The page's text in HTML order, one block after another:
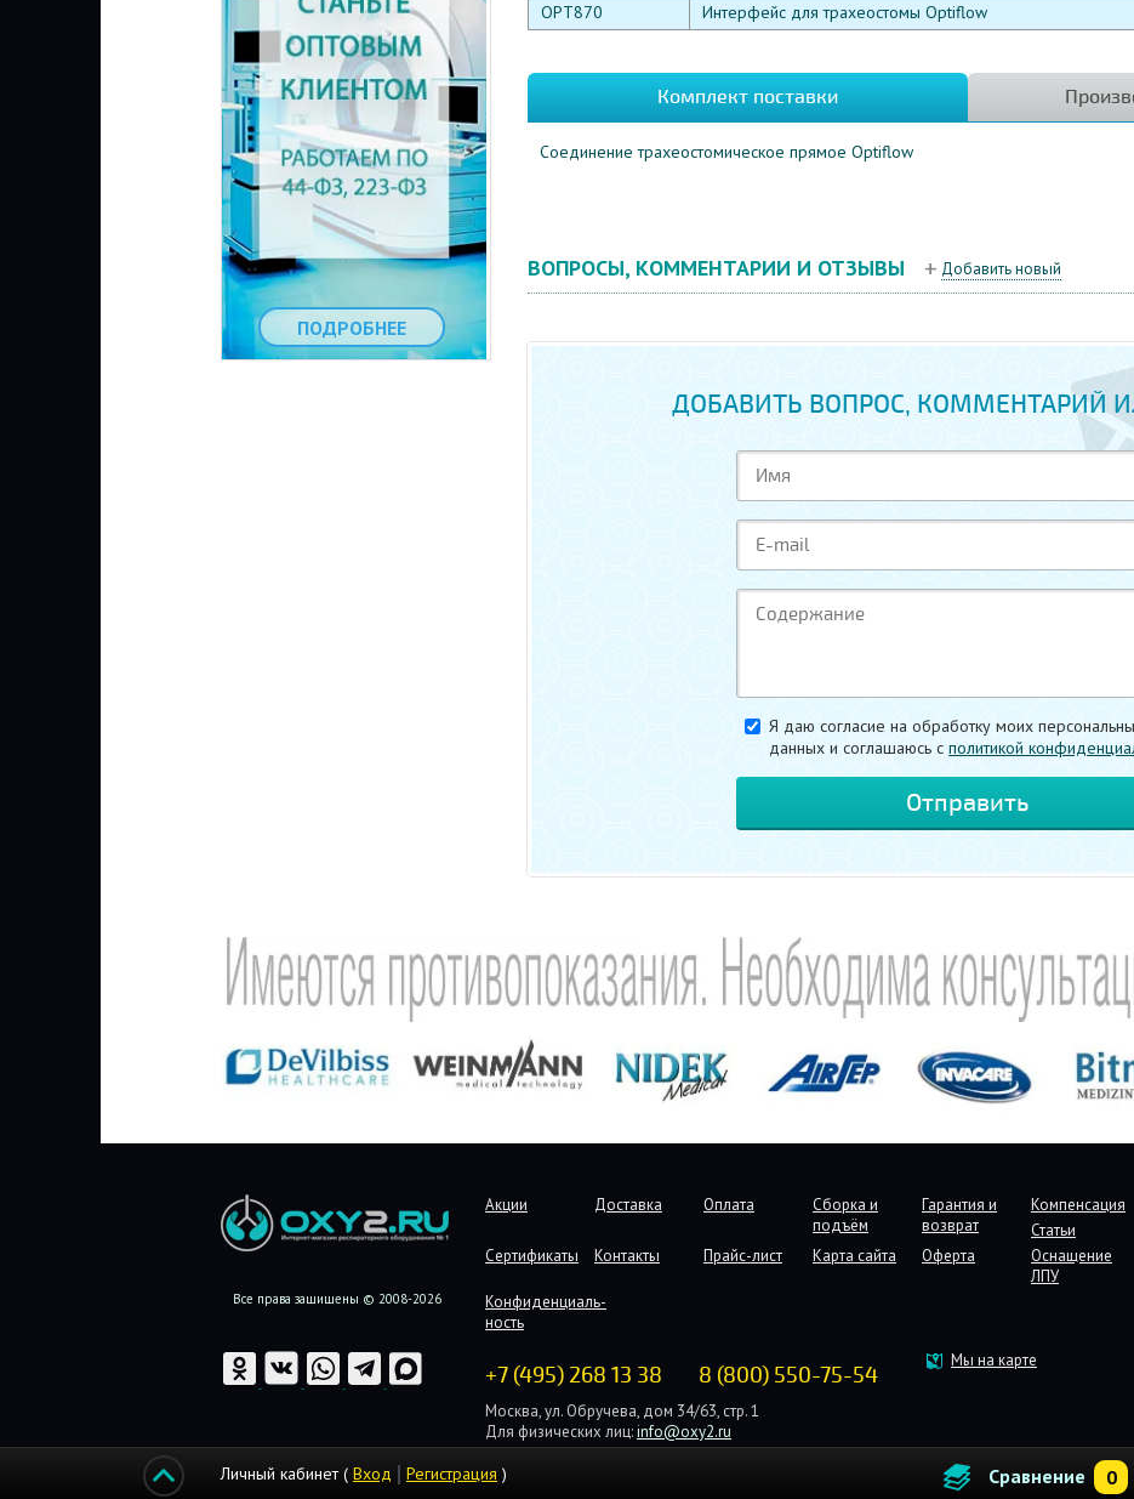
ПОДРОБНЕЕ
OPT870
Интерфейс для трахеостомы Optiflow
Комплект поставки
Соединение трахеостомическое прямое Optiflow
ВОПРОСЫ, КОММЕНТАРИИ И ОТЗЫВЫ Добавить новый
ДОБАВИТЬ ВОПРОС, КОММЕНТАРИЙ
Я даю согласие на обработку моих
данных и соглашаюсь cполитикой
Все права защищены © 2008-2026
Акции Доставка Оплата
Сборка и
подъём
Гарантия и
возврат
Компенсация
Статьи
Сертификаты
Контакты Прайс-лист Карта сайта Оферта
Оснащение
ЛПУ
Конфиденциаль-
ность
+7 (495) 268 13 38 8 (800) 550-75-54
Москва, ул. Обручева, дом 34/63, стр. 1
Для физических лиц:info@oxy2.ru
Для юридических лиц:b2b@oxy2.ru
Мы на карте
Личный кабинет ( Вход Регистрация ) Сравнение 0